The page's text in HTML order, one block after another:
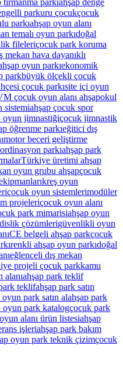
parkuru çocukçocuk
parkıahşap oyun alanı
temalı oyun parkıdoğal
fileleriçocuk park koruma
mekan hava dayanıklı
oyun parkıekonomik
parkbüyük ölçekli çocuk
çocuk parkısite içi oyun
çocuk oyun alanı ahşapokul
sistemiahşap çocuk spor
oyun jimnastiğiçocuk jimnastik
öğrenme parkıeğitici dış
motor beceri geliştirme
parkıahşap park
Türkiye üretimi ahşap
oyun grubu ahşapçocuk
kreş oyun
çocuk oyun sistemlerimodüler
projeleriçocuk oyun alanı
park mimarisiahşap oyun
çözümlerigüvenlikli oyun
CE belgeli ahşap parkçocuk
renkli ahşap oyun parkıdoğal
eğlenceli dış mekan
projeli çocuk parkkamu
alanıahşap park teklif
teklifahşap park satın
oyun park satın alahşap park
oyun park katalogçocuk park
alanı ürün listesiahşap
işleriahşap park bakım
oyun park teknik çizimçocuk